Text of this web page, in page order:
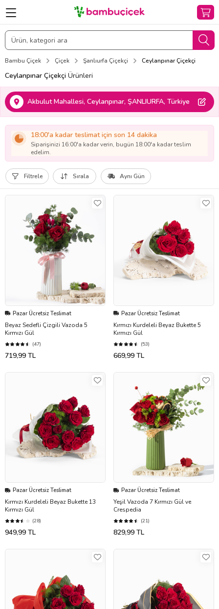
Bambu Çiçek Çiçek Şanlıurfa Çiçekçi Ceylanpınar Çiçekçi
Ceylanpınar Çiçekçi Ürünleri
Akbulut Mahallesi, Ceylanpınar, ŞANLIURFA, Türkiye
18:00'a kadar teslimat için son 14 dakika
Siparişinizi 16:00'a kadar verin, bugün 18:00'a kadar teslim
edelim.
Filtrele Sırala Aynı Gün
Pazar Ücretsiz Teslimat
Beyaz Sedefli Çizgili Vazoda 5
Kırmızı Gül
(47)
719,99 TL
Pazar Ücretsiz Teslimat
Kırmızı Kurdeleli Beyaz Bukette 5
Kırmızı Gül
(53)
669,99 TL
Pazar Ücretsiz Teslimat
Kırmızı Kurdeleli Beyaz Bukette 13
Kırmızı Gül
(28)
949,99 TL
Pazar Ücretsiz Teslimat
Yeşil Vazoda 7 Kırmızı Gül ve
Crespedia
(21)
829,99 TL